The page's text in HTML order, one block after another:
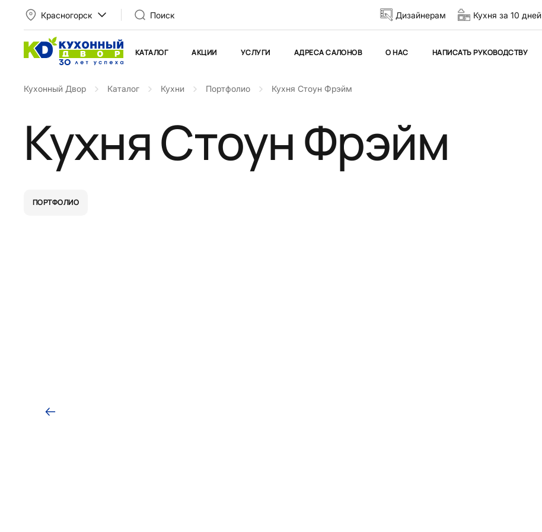
Красногорск Поиск Дизайнерам Кухня за 10 дней
КАТАЛОГ АКЦИИ УСЛУГИ АДРЕСА САЛОНОВ О НАС НАПИСАТЬ РУКОВОДСТВУ
Кухонный Двор Каталог Кухни Портфолио Кухня Стоун Фрэйм
Кухня Стоун Фрэйм
ПОРТФОЛИО